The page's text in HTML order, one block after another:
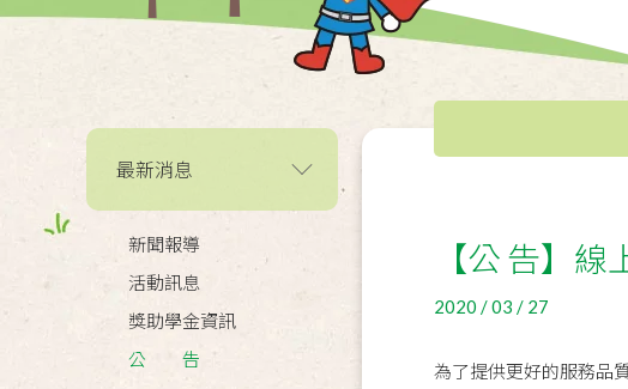
最新消息
新聞報導
活動訊息
獎助學金資訊
公 告
【公 告】
2020 / 03 / 27
為了提供更好的服務品